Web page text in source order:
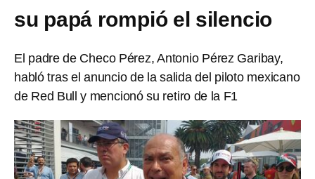
su papá rompió el silencio
El padre de Checo Pérez, Antonio Pérez Garibay,
habló tras el anuncio de la salida del piloto mexicano
de Red Bull y mencionó su retiro de la F1